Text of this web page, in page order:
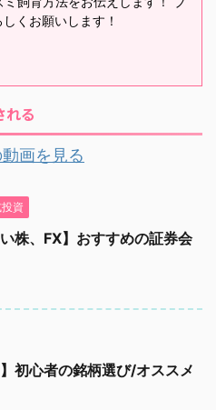
くお願いします！
れる
画を見る
資
い株、FX】おすすめの証券会
】初心者の銘柄選び/オススメ